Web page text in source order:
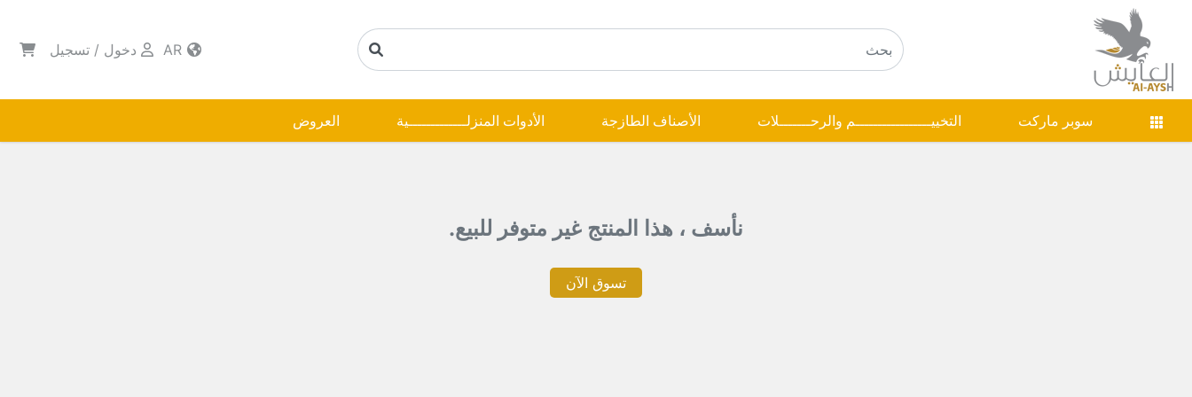
دخول / تسجيل
سوبر ماركت التخييـــــــــــــــــم والرحـــــــلات الأصناف الطازجة الأدوات المنزلـــــــــــــية العروض
نأسف ، هذا المنتج غير متوفر للبيع.
تسوق الآن